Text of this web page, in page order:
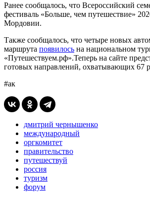
Ранее сообщалось, что Всероссийский
фестиваль «Больше, чем путешествие»
Мордовии.
Также сообщалось, что четыре новых
маршрута появилось на национальном
«Путешествуем.рф».Теперь на сайте
готовых направлений, охватывающих 67
#ак
дмитрий чернышенко
международный
оргкомитет
правительство
путешествуй
россия
туризм
форум